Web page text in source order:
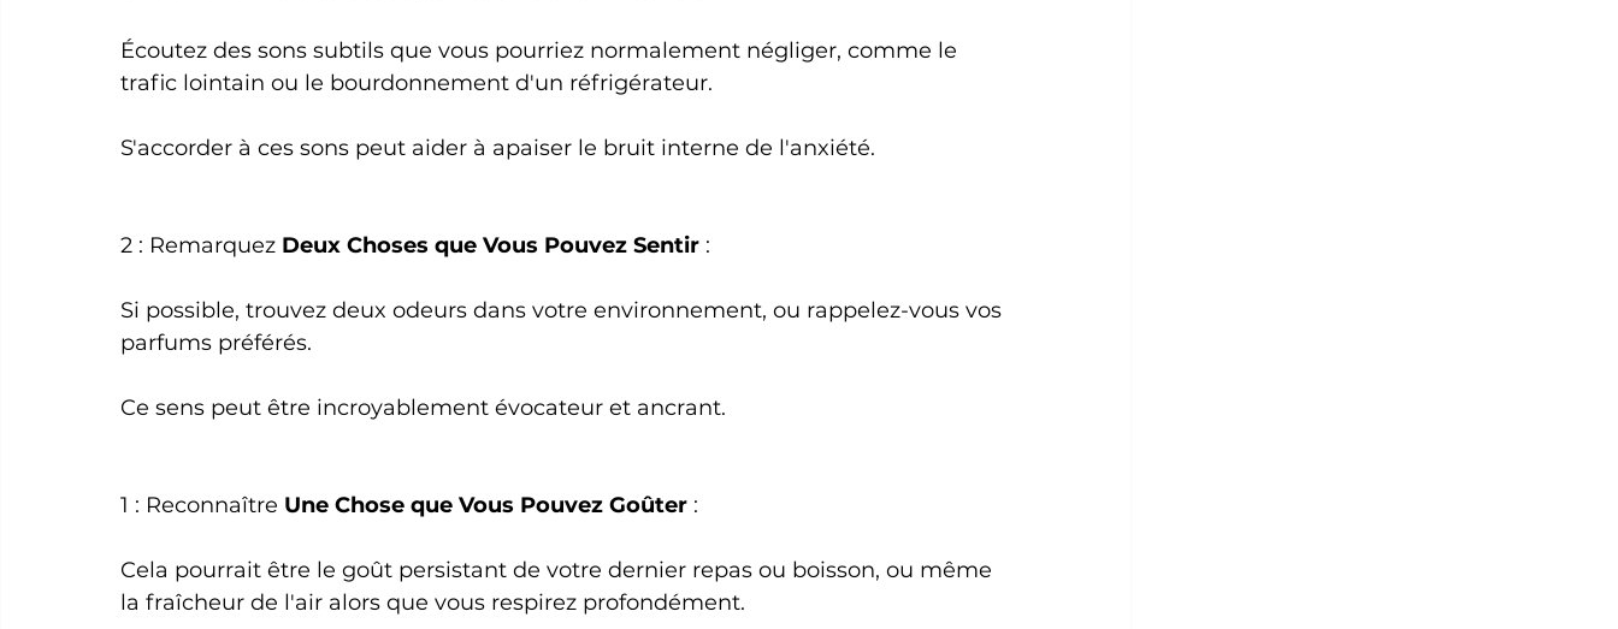
Écoutez des sons subtils que vous pourriez normalement négliger, comme le
trafic lointain ou le bourdonnement d'un réfrigérateur.
S'accorder à ces sons peut aider à apaiser le bruit interne de l'anxiété.
2 : Remarquez Deux Choses que Vous Pouvez Sentir :
Si possible, trouvez deux odeurs dans votre environnement, ou rappelez-vous vos
parfums préférés.
Ce sens peut être incroyablement évocateur et ancrant.
1 : Reconnaître Une Chose que Vous Pouvez Goûter :
Cela pourrait être le goût persistant de votre dernier repas ou boisson, ou même
la fraîcheur de l'air alors que vous respirez profondément.